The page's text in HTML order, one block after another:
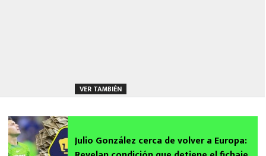
VER TAMBIÉN
Julio González cerca de volver a Europa: